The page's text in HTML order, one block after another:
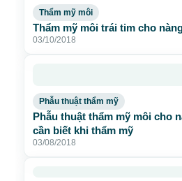
Thẩm mỹ môi
Thẩm mỹ môi trái tim cho
03/10/2018
Phẫu thuật thẩm mỹ
Phẫu thuật thẩm mỹ môi cho
cần biết khi thẩm mỹ
03/08/2018